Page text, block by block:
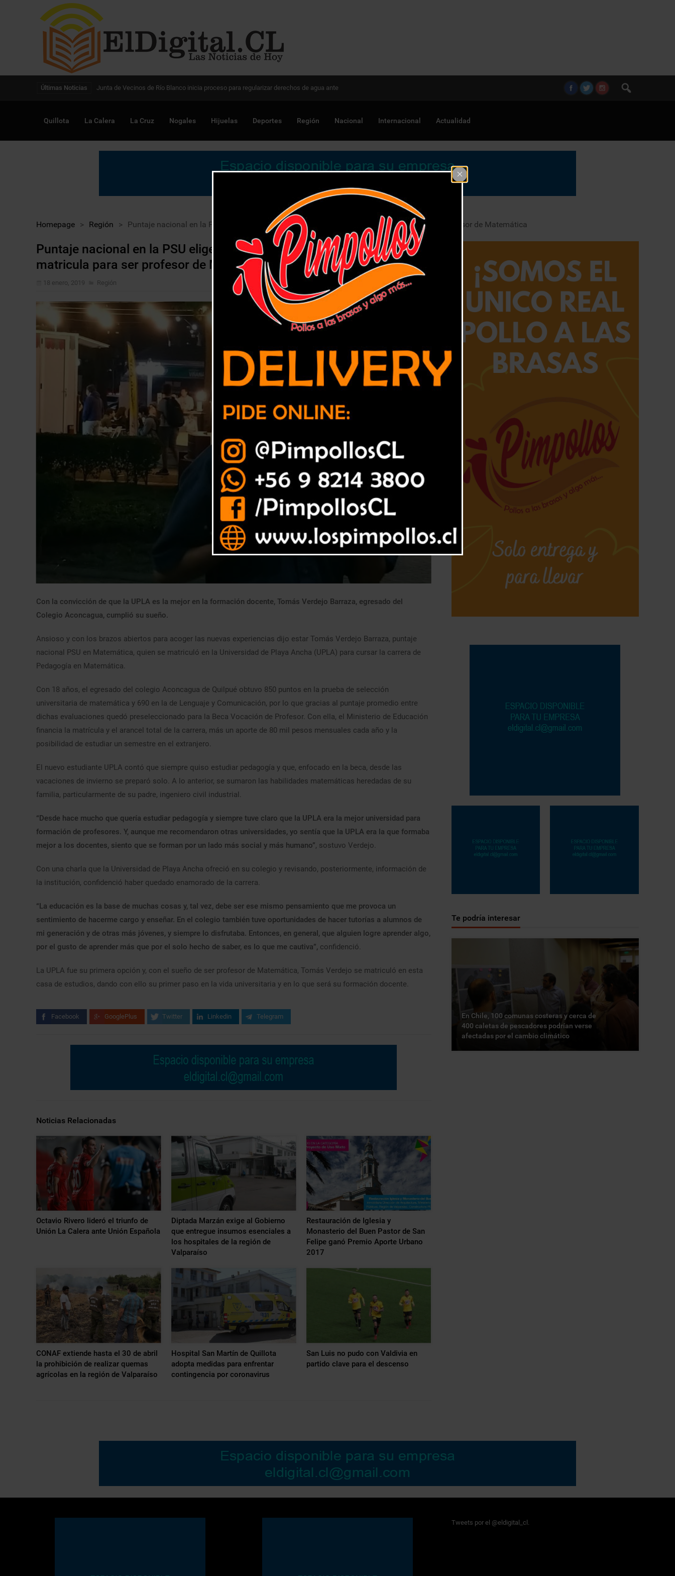
Últimas Noticias Digitalización de la gestión pública avanza en Chile para optimizar proyectos
Quillota La Calera La Cruz Nogales Hijuelas Deportes Región Nacional Internacional Actualidad
Homepage > Región > Puntaje nacional en la PSU elige a la Universidad de Playa Ancha y se matricula para ser profesor de Matemática
Puntaje nacional en la PSU elige a la Universidad de Playa Ancha y se
matricula para ser profesor de Matemática
18 enero, 2019 Región
Con la convicción de que la UPLA es la mejor en la formación docente, Tomás Verdejo Barraza, egresado del
Colegio Aconcagua, cumplió su sueño.
Ansioso y con los brazos abiertos para acoger las nuevas experiencias dijo estar Tomás Verdejo Barraza, puntaje
nacional PSU en Matemática, quien se matriculó en la Universidad de Playa Ancha (UPLA) para cursar la carrera de
Pedagogía en Matemática.
Con 18 años, el egresado del colegio Aconcagua de Quilpué obtuvo 850 puntos en la prueba de selección
universitaria de matemática y 690 en la de Lenguaje y Comunicación, por lo que gracias al puntaje promedio entre
dichas evaluaciones quedó preseleccionado para la Beca Vocación de Profesor. Con ella, el Ministerio de Educación
financia la matrícula y el arancel total de la carrera, más un aporte de 80 mil pesos mensuales cada año y la
posibilidad de estudiar un semestre en el extranjero.
El nuevo estudiante UPLA contó que siempre quiso estudiar pedagogía y que, enfocado en la beca, desde las
vacaciones de invierno se preparó solo. A lo anterior, se sumaron las habilidades matemáticas heredadas de su
familia, particularmente de su padre, ingeniero civil industrial.
“Desde hace mucho que quería estudiar pedagogía y siempre tuve claro que la UPLA era la mejor universidad para
formación de profesores. Y, aunque me recomendaron otras universidades, yo sentía que la UPLA era la que formaba
mejor a los docentes, siento que se forman por un lado más social y más humano”, sostuvo Verdejo.
Con una charla que la Universidad de Playa Ancha ofreció en su colegio y revisando, posteriormente, información de
la institución, confidenció haber quedado enamorado de la carrera.
“La educación es la base de muchas cosas y, tal vez, debe ser ese mismo pensamiento que me provoca un
sentimiento de hacerme cargo y enseñar. En el colegio también tuve oportunidades de hacer tutorías a alumnos de
mi generación y de otras más jóvenes, y siempre lo disfrutaba. Entonces, en general, que alguien logre aprender algo,
por el gusto de aprender más que por el solo hecho de saber, es lo que me cautiva”, confidenció.
La UPLA fue su primera opción y, con el sueño de ser profesor de Matemática, Tomás Verdejo se matriculó en esta
casa de estudios, dando con ello su primer paso en la vida universitaria y en lo que será su formación docente.
Facebook GooglePlus Twitter Linkedin Telegram
Noticias Relacionadas
Octavio Rivero lideró el triunfo de
Unión La Calera ante Unión Española
Diptada Marzán exige al Gobierno
que entregue insumos esenciales a
los hospitales de la región de
Valparaíso
Restauración de Iglesia y
Monasterio del Buen Pastor de San
Felipe ganó Premio Aporte Urbano
2017
CONAF extiende hasta el 30 de abril
la prohibición de realizar quemas
agrícolas en la región de Valparaíso
Hospital San Martín de Quillota
adopta medidas para enfrentar
contingencia por coronavirus
San Luis no pudo con Valdivia en
partido clave para el descenso
Te podría interesar
En Chile, 100 comunas costeras y cerca de
400 caletas de pescadores podrían verse
afectadas por el cambio climático
Tweets por el @eldigital_cl.